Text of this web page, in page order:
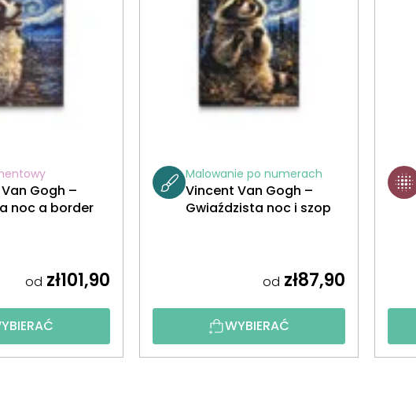
Gogh –
noc a border
od zł101,90
Malowanie po numerach
Vincent Van Gogh –
Gwiaździsta noc i szop
od zł87,90
WYBIERAĆ